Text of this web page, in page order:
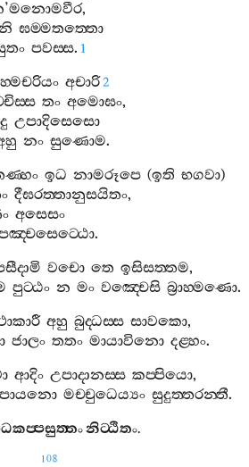
’මනොමවීර,
ඝම‍්මතත‍්තො
පවස‍්ස. 1
අචාරි2
තං අමොඝං,
උපාදිසෙසො
නං සුණොම.
ඉධ නාමරූපෙ (ඉති භගවා)
දීඝරත‍්තානුසයිතං,
අසෙසං
.
වචො තෙ ඉසිසත‍්තම,
පුට‍්ඨං න මං වඤ‍්චෙසි බ්‍රාහ‍්මණො.
අහු බුද‍්ධස‍්ස සාවකො,
ජාලං තතං මායාවිනො දළ‍්හං.
ආදිං උපාදානස‍්ස කප‍්පියො,
මච‍්චුධෙය්‍යං සුදුත‍්තරන‍්තී.
නිට‍්ඨිතං.
108